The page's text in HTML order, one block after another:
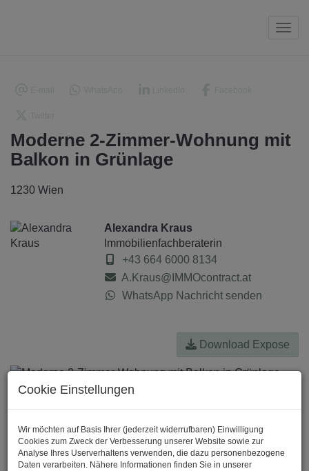
Moderne 2-Zimmer-Wohnung mit
Balkon in Grünlage
1230 Wien
Alexandra Kraus
Immobilienfachberaterin
+43 664 6000 8134
A.Kraus@IMMOcontract.at
WhatsApp Nachricht senden
Download Expose
Cookie Einstellungen
Wir möchten auf Basis Ihrer (jederzeit widerrufbaren) Einwilligung
Cookies zum Zweck der Verbesserung unserer Website sowie zur
Analyse Ihres Userverhaltens verwenden, die dazu personenbezogene
Daten verarbeiten. Nähere Informationen finden Sie in unserer